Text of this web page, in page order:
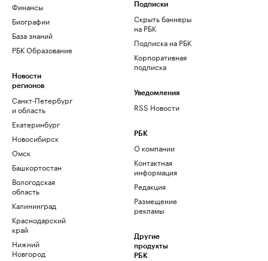
Финансы
Биографии
База знаний
РБК Образование
Новости
регионов
Санкт-Петербург
и область
Екатеринбург
Новосибирск
Омск
Башкортостан
Вологодская
область
Калининград
Краснодарский
край
Нижний
Новгород
Подписки
Скрыть баннеры
на РБК
Подписка на РБК
Корпоративная
подписка
Уведомления
RSS Новости
РБК
О компании
Контактная
информация
Редакция
Размещение
рекламы
Другие
продукты
РБК